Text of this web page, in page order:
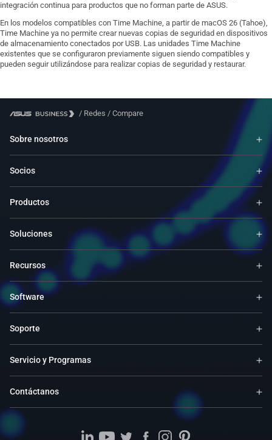
integración continua para productos que no forman parte de ASUS.
En los modelos compatibles con Time Machine, a partir de macOS 26 (Tahoe),
Time Machine ya no permite crear nuevas copias de seguridad en dispositivos
de almacenamiento conectados por USB. Las unidades Time Machine
existentes que se configuraron previamente siguen siendo compatibles y
pueden seguir utilizándose para realizar copias de seguridad y restaurar.
/ Redes / Compare
Sobre nosotros
Socios
Productos
Soluciones
Recursos
Software
Soporte
Servicio y Programas
Contáctanos